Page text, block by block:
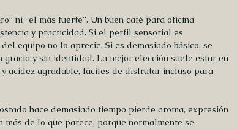
ni “el más fuerte”. Un buen café para oficina
y practicidad. Si el perfil sensorial es
equipo no lo aprecie. Si es demasiado básico, se
gracia y sin identidad. La mejor elección suele estar en
acidez agradable, fáciles de disfrutar incluso para
hace demasiado tiempo pierde aroma, expresión
más de lo que parece, porque normalmente se